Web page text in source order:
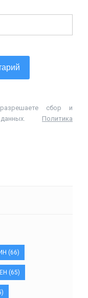
сбор и
данных. Политика
(66)
(65)